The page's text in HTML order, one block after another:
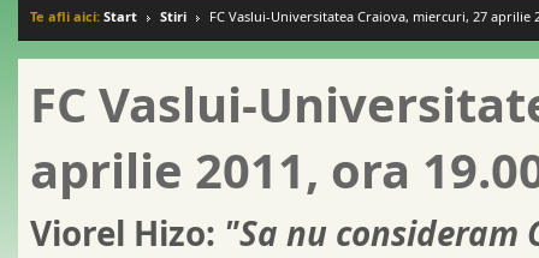
Te afli aici: Start Stiri FC Vaslui-Universitatea Craiova, miercuri, 27 aprilie
FC Vaslui-
aprilie 2011, ora
Viorel Hizo: "Sa nu